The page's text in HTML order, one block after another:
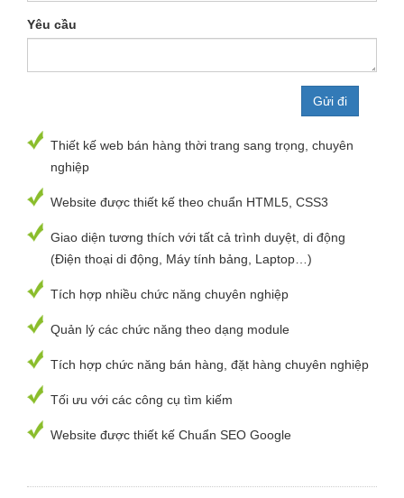
Yêu cầu
Thiết kế web bán hàng thời trang sang trọng, chuyên
nghiệp
Website được thiết kế theo chuẩn HTML5, CSS3
Giao diện tương thích với tất cả trình duyệt, di động
(Điện thoại di động, Máy tính bảng, Laptop…)
Tích hợp nhiều chức năng chuyên nghiệp
Quản lý các chức năng theo dạng module
Tích hợp chức năng bán hàng, đặt hàng chuyên nghiệp
Tối ưu với các công cụ tìm kiếm
Website được thiết kế Chuẩn SEO Google